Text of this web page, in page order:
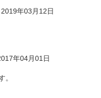
2019年03月12日
年04月01日
。